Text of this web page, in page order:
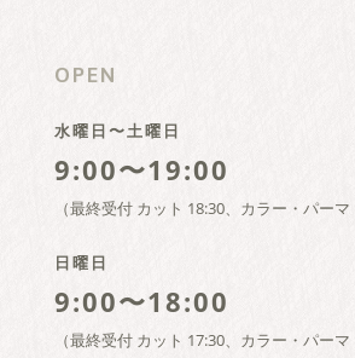
OPEN
水曜日〜土曜日
9:00〜19:00
（最終受付 カット 18:30、カラー・パーマ
日曜日
9:00〜18:00
（最終受付 カット 17:30、カラー・パーマ